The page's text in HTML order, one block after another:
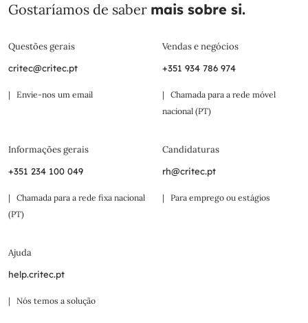
Gostaríamos de saber mais sobre si.
Questões gerais
critec@critec.pt
| Envie-nos um email
Vendas e negócios
+351 934 786 974
| Chamada para a rede móvel
nacional (PT)
Informações gerais
+351 234 100 049
| Chamada para a rede fixa nacional
(PT)
Candidaturas
rh@critec.pt
| Para emprego ou estágios
Ajuda
help.critec.pt
| Nós temos a solução